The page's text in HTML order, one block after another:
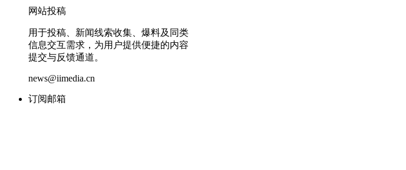
网站投稿
用于投稿、新闻线索收集、爆料及同类
信息交互需求，为用户提供便捷的内容
提交与反馈通道。
news@iimedia.cn
订阅邮箱